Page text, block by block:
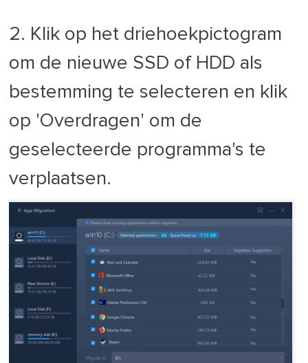
2. Klik op het driehoekpictogram
om de nieuwe SSD of HDD als
bestemming te selecteren en klik
op 'Overdragen' om de
geselecteerde programma's te
verplaatsen.